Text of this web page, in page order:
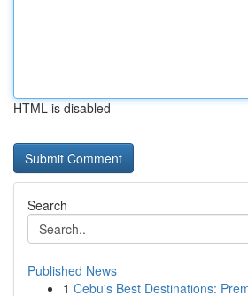
HTML is disabled
Search
Published News
1 Cebu's Best Destinations: